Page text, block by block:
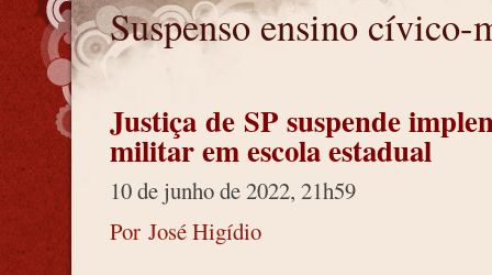
Suspenso ensino
Justiça de SP suspende
militar em escola estadual
10 de junho de 2022, 21h59
Por José Higídio